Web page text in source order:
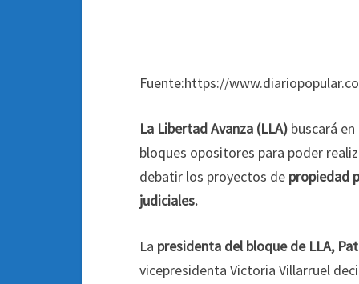
Fuente:https://
La Libertad Avanza (LLA) buscará en
bloques opositores para poder
debatir los proyectos de propiedad
judiciales.
La presidenta del bloque de LLA,
vicepresidenta Victoria Villarruel